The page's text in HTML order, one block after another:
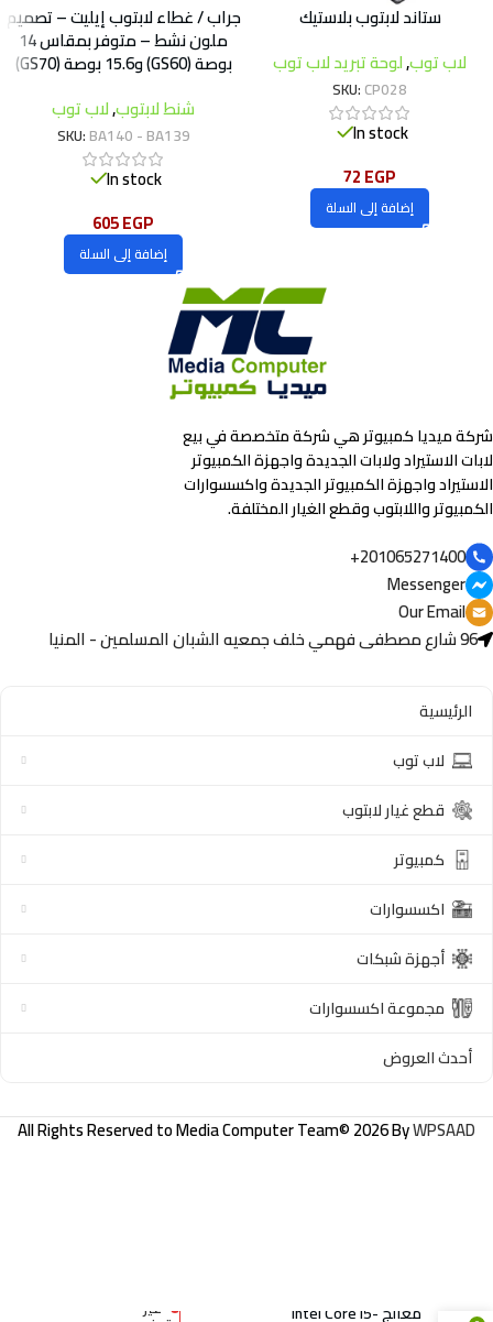
ستاند لابتوب بلاستيك
لاب توب,لوحة تبريد لاب توب
SKU:CP028
In stock
72EGP
إضافة إلى السلة
جراب / غطاء لابتوب إيليت – تصميم
ملون نشط – متوفر بمقاس 14
بوصة (GS60) و15.6 بوصة (GS70)
شنط لابتوب,لاب توب
SKU:BA140 - BA139
In stock
605EGP
إضافة إلى السلة
شركة ميديا كمبيوتر هي شركة متخصصة في بيع
لابات الاستيراد ولابات الجديدة واجهزة الكمبيوتر
الاستيراد واجهزة الكمبيوتر الجديدة واكسسوارات
الكمبيوتر واللابتوب وقطع الغيار المختلفة.
201065271400+
Messenger
Our Email
96 شارع مصطفى فهمي خلف جمعيه الشبان المسلمين - المنيا
الرئيسية
لاب توب
قطع غيار لابتوب
كمبيوتر
اكسسوارات
أجهزة شبكات
مجموعة اكسسوارات
أحدث العروض
All Rights Reserved toMedia Computer Team© 2026 ByWPSAAD
معالج Intel Core i5- غير